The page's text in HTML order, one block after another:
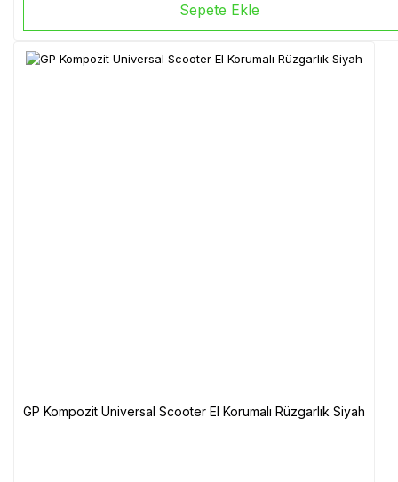
Sepete Ekle
GP Kompozit Universal Scooter El Korumalı Rüzgarlık Siyah